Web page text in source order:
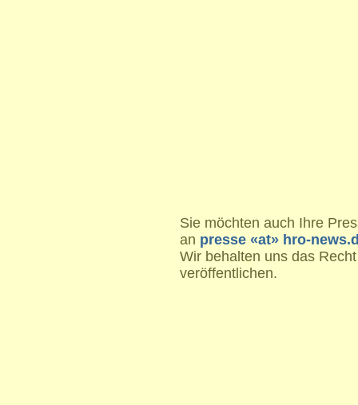
Sie möchten auch Ihre
an presse «at» hro-
Wir behalten uns das
veröffentlichen.